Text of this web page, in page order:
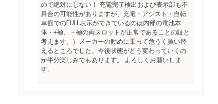
ので絶対にしない！ 充電完了検出および表示部も不
具合の可能性がありますが、充電・アシスト・自転
車側でのFULL表示ができているのは内部の電池本
体・+極、－極の両スロットが正常であることの証と
考えます。）メーカーの勧めに乗って危うく買い替
えるところでした。今後状態がどう変わっていくの
か半分楽しみでもあります。 よろしくお願いしま
す。